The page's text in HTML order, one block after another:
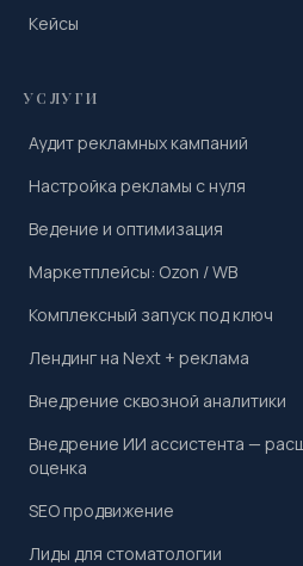
Кейсы
УСЛУГИ
Аудит рекламных кампаний
Настройка рекламы с нуля
Ведение и оптимизация
Маркетплейсы: Ozon / WB
Комплексный запуск под ключ
Лендинг на Next + реклама
Внедрение сквозной аналитики
Внедрение ИИ ассистента —
оценка
SEO продвижение
Лиды для стоматологии